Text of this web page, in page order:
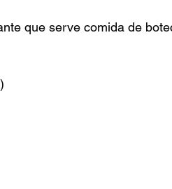
que serve comida de